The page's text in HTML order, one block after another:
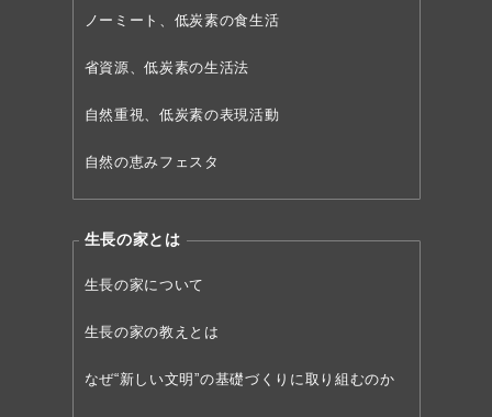
ノーミート、低炭素の食生活
省資源、低炭素の生活法
自然重視、低炭素の表現活動
自然の恵みフェスタ
生長の家とは
生長の家について
生長の家の教えとは
なぜ“新しい文明”の基礎づくりに取り組むのか